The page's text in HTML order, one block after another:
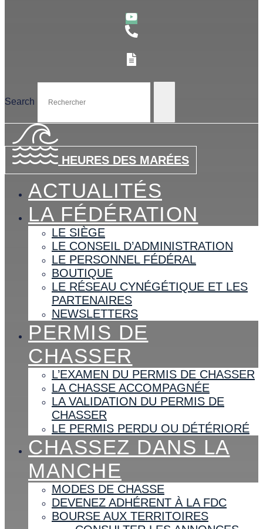
Search
HEURES DES MARÉES
ACTUALITÉS
LA FÉDÉRATION
LE SIÈGE
LE CONSEIL D’ADMINISTRATION
LE PERSONNEL FÉDÉRAL
BOUTIQUE
LE RÉSEAU CYNÉGÉTIQUE ET LES
PARTENAIRES
NEWSLETTERS
PERMIS DE
CHASSER
L’EXAMEN DU PERMIS DE CHASSER
LA CHASSE ACCOMPAGNÉE
LA VALIDATION DU PERMIS DE
CHASSER
LE PERMIS PERDU OU DÉTÉRIORÉ
CHASSEZ DANS LA
MANCHE
MODES DE CHASSE
DEVENEZ ADHÉRENT À LA FDC
BOURSE AUX TERRITOIRES